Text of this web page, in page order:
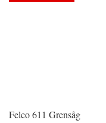
Felco 611 Grensåg